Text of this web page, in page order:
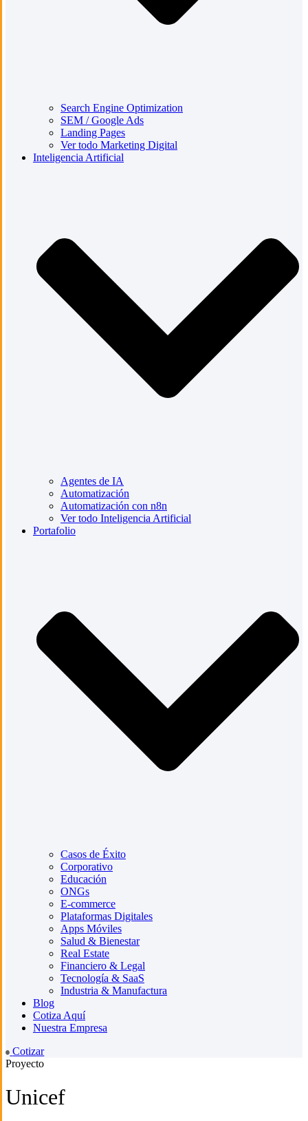
Search Engine Optimization
SEM / Google Ads
Landing Pages
Ver todo Marketing Digital
Inteligencia Artificial
Agentes de IA
Automatización
Automatización con n8n
Ver todo Inteligencia Artificial
Portafolio
Casos de Éxito
Corporativo
Educación
ONGs
E-commerce
Plataformas Digitales
Apps Móviles
Salud & Bienestar
Real Estate
Financiero & Legal
Tecnología & SaaS
Industria & Manufactura
Blog
Cotiza Aquí
Nuestra Empresa
Cotizar
Proyecto
Unicef